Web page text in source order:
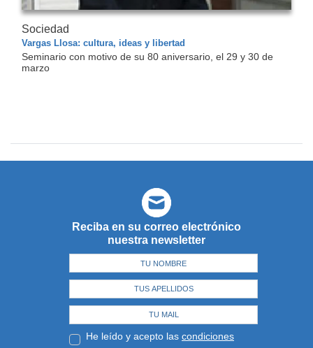
Sociedad
Vargas Llosa: cultura, ideas y libertad
Seminario con motivo de su 80 aniversario, el 29 y 30 de
marzo
Reciba en su correo electrónico
nuestra newsletter
He leído y acepto las condiciones